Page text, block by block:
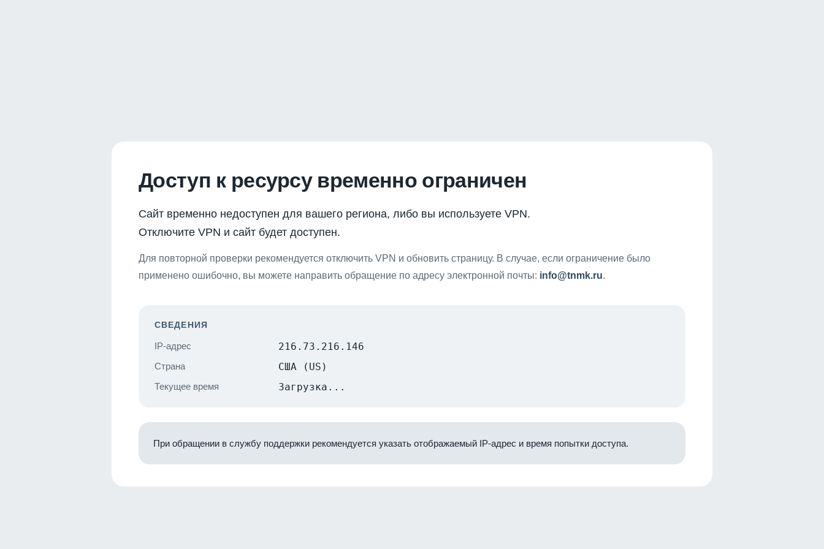
Доступ к ресурсу временно ограничен
Сайт временно недоступен для вашего региона, либо вы используете VPN.
Отключите VPN и сайт будет доступен.
Для повторной проверки рекомендуется отключить VPN и обновить страницу. В случае, если ограничение было
применено ошибочно, вы можете направить обращение по адресу электронной почты: info@tnmk.ru.
СВЕДЕНИЯ
IP-адрес 216.73.216.146
Страна США (US)
Текущее время Загрузка...
При обращении в службу поддержки рекомендуется указать отображаемый IP-адрес и время попытки доступа.